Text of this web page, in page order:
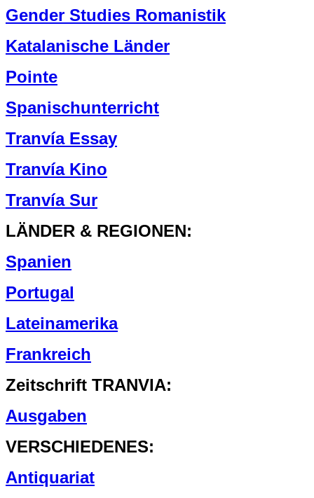
Gender Studies Romanistik
Katalanische Länder
Pointe
Spanischunterricht
Tranvía Essay
Tranvía Kino
Tranvía Sur
LÄNDER & REGIONEN:
Spanien
Portugal
Lateinamerika
Frankreich
Zeitschrift TRANVIA:
Ausgaben
VERSCHIEDENES:
Antiquariat